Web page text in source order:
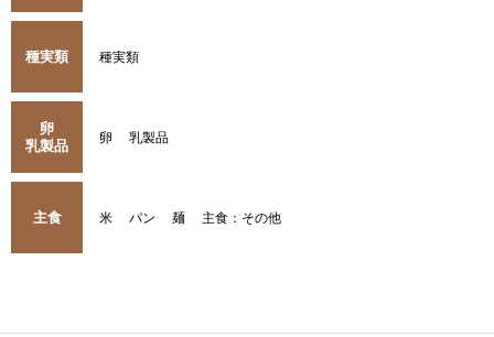
種実類 種実類
卵
乳製品
卵 乳製品
主食 米 パン 麺 主食：その他